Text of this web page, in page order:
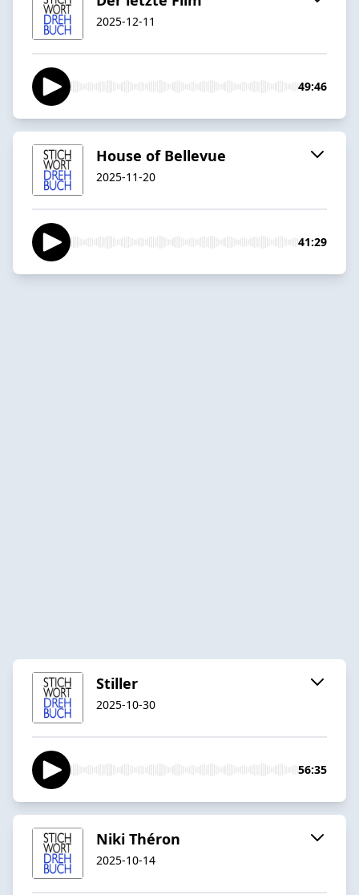
2025-12-11
49:46
House of Bellevue
2025-11-20
41:29
Stiller
2025-10-30
56:35
Niki Théron
2025-10-14